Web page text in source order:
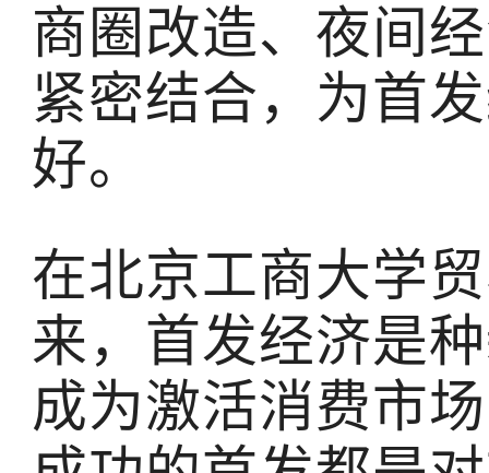
商圈改造、夜间
紧密结合，为首
好。
在北京工商大学
来，首发经济是
成为激活消费市